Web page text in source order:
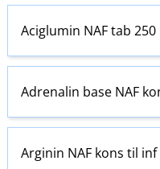
Aciglumin NAF tab 250
Adrenalin base NAF
Arginin NAF kons til